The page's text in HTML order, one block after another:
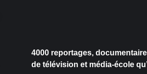
4000 reportages,
de télévision et média-école